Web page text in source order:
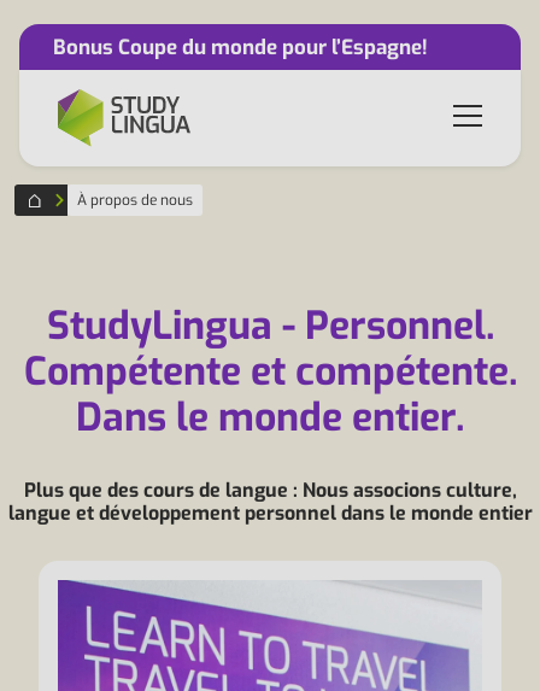
Bonus Coupe du monde pour l’Espagne!
À propos de nous
StudyLingua - Personnel.
Compétente et compétente.
Dans le monde entier.
Plus que des cours de langue : Nous associons culture,
langue et développement personnel dans le monde entier